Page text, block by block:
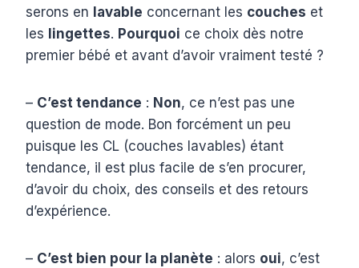
serons en lavable concernant les couches et
les lingettes. Pourquoi ce choix dès notre
premier bébé et avant d’avoir vraiment testé ?
– C’est tendance : Non, ce n’est pas une
question de mode. Bon forcément un peu
puisque les CL (couches lavables) étant
tendance, il est plus facile de s’en procurer,
d’avoir du choix, des conseils et des retours
d’expérience.
– C’est bien pour la planète : alors oui, c’est